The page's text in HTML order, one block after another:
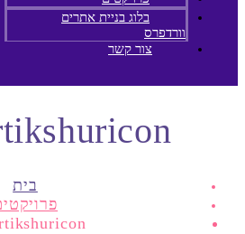
בלוג בניית אתרים
וורדפרס
צור קשר
בית